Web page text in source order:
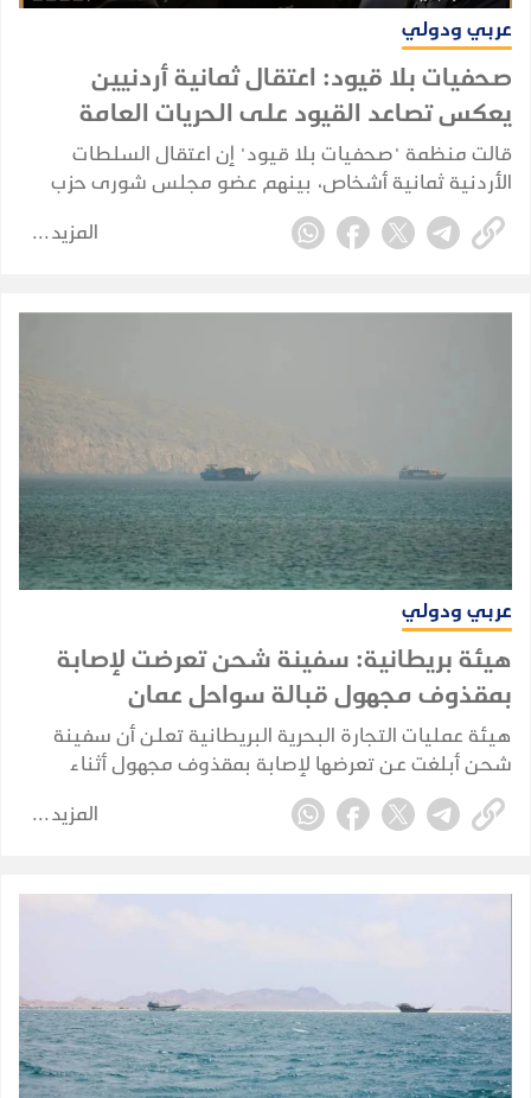
عربي ودولي
صحفيات بلا قيود: اعتقال ثمانية أردنيين
يعكس تصاعد القيود على الحريات العامة
قالت منظمة "صحفيات بلا قيود" إن اعتقال السلطات
الأردنية ثمانية أشخاص، بينهم عضو مجلس شورى حزب
الأمة زياد الميتاني، يعكس استمرار تراجع الحريات العامة
والحقوق السياسية وحرية الرأي والتعبير في المملكة.
المزيد
عربي ودولي
هيئة بريطانية: سفينة شحن تعرضت لإصابة
بمقذوف مجهول قبالة سواحل عمان
هيئة عمليات التجارة البحرية البريطانية تعلن أن سفينة
شحن أبلغت عن تعرضها لإصابة بمقذوف مجهول أثناء
إبحارها قبالة سواحل سلطنة عُمان.
المزيد